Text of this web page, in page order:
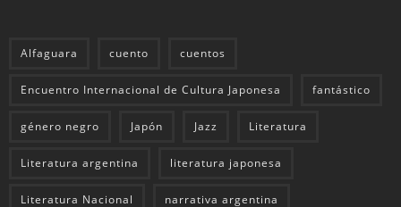
Alfaguara cuento cuentos
Encuentro Internacional de Cultura Japonesa fantástico
género negro Japón Jazz Literatura
Literatura argentina literatura japonesa
Literatura Nacional narrativa argentina